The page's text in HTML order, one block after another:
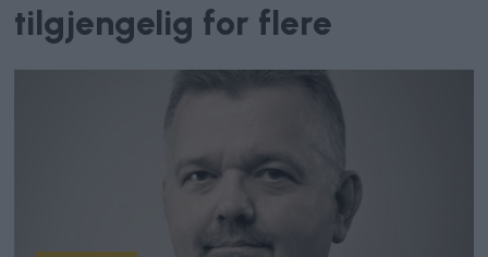
tilgjengelig for flere